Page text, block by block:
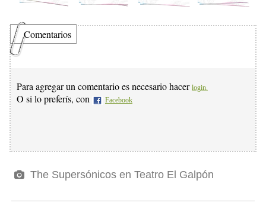
Comentarios
Para agregar un comentario es necesario hacer login.
O si lo preferís, con Facebook
The Supersónicos en Teatro El Galpón